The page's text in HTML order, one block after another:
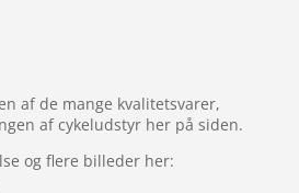
af de mange kvalitetsvarer,
af cykeludstyr her på siden.
og flere billeder her: